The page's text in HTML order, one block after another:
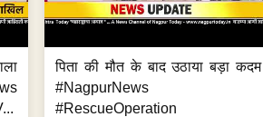
पिता की मौत के बाद उठाया बड़ा कदम
#NagpurNews
#RescueOperation